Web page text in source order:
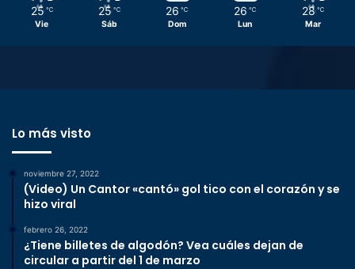
25 ℃
Vie
25 ℃
Sáb
26 ℃
Dom
26 ℃
Lun
28 ℃
Mar
Lo más visto
noviembre 27, 2022
(Video) Un Cantor «cantó» gol tico con el corazón y se
hizo viral
febrero 26, 2022
¿Tiene billetes de algodón? Vea cuáles dejan de
circular a partir del 1 de marzo